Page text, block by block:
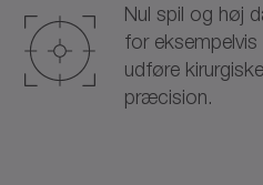
Nul spil og høj
for
udføre
præcision.